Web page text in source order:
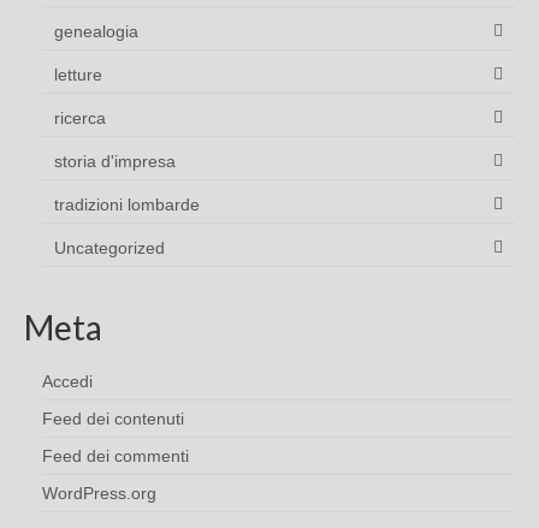
genealogia
letture
ricerca
storia d'impresa
tradizioni lombarde
Uncategorized
Meta
Accedi
Feed dei contenuti
Feed dei commenti
WordPress.org